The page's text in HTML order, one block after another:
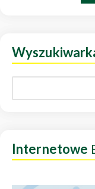
Internetowe